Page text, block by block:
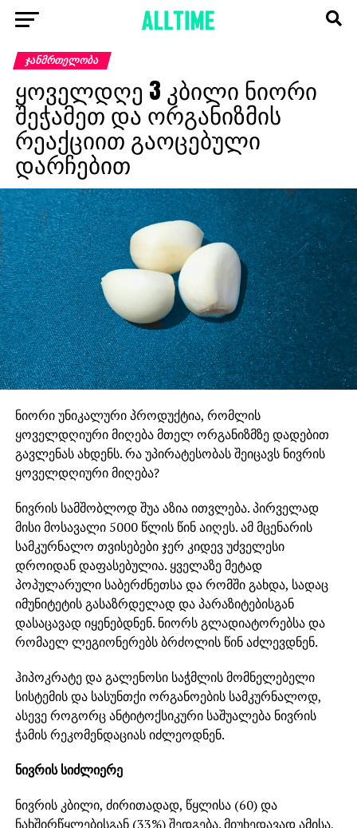
ᲯᲐᲜᲛᲠᲗᲔᲚᲝᲑᲐ
ყოველდღე 3 კბილი ნიორი
შეჭამეთ და ორგანიზმის
რეაქციით გაოცებული
დარჩებით
ნიორი უნიკალური პროდუქტია, რომლის
ყოველდღიური მიღება მთელ ორგანიზმზე დადებით
გავლენას ახდენს. რა უპირატესობას შეიცავს ნივრის
ყოველდღიური მიღება?
ნივრის სამშობლოდ შუა აზია ითვლება. პირველად
მისი მოსავალი 5000 წლის წინ აიღეს. ამ მცენარის
სამკურნალო თვისებები ჯერ კიდევ უძველესი
დროიდან დაფასებულია. ყველაზე მეტად
პოპულარული საბერძნეთსა და რომში გახდა, სადაც
იმუნიტეტის გასაზრდელად და პარაზიტებისგან
დასაცავად იყენებდნენ. ნიორს გლადიატორებსა და
რომაელ ლეგიონერებს ბრძოლის წინ აძლევდნენ.
ჰიპოკრატე და გალენოსი საჭმლის მომნელებელი
სისტემის და სასუნთქი ორგანოების სამკურნალოდ,
ასევე როგორც ანტიტოქსიკური საშუალება ნივრის
ჭამის რეკომენდაციას იძლეოდნენ.
ნივრის სიძლიერე
ნივრის კბილი, ძირითადად, წყლისა (60) და
ნახშირწყლებისგან (33%) შედგება. მიუხედავად ამისა,